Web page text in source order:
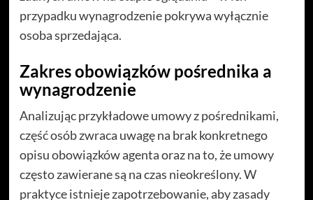
przypadku wynagrodzenie pokrywa wyłącznie
osoba sprzedająca.
Zakres obowiązków pośrednika a
wynagrodzenie
Analizując przykładowe umowy z pośrednikami,
część osób zwraca uwagę na brak konkretnego
opisu obowiązków agenta oraz na to, że umowy
często zawierane są na czas nieokreślony. W
praktyce istnieje zapotrzebowanie, aby zasady